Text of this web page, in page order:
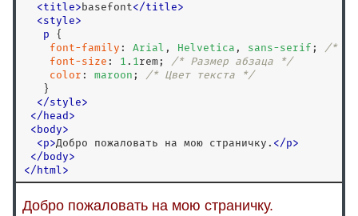
<title>basefont</title>
<style>
p {
font-family : Arial , Helvetica , sans-serif ;
/*
font-size : 1 . 1 rem;
/* Размер абзаца */
color : maroon ;
/* Цвет текста */
   }
</style>
</head>
<body>
<p>Добро пожаловать на мою страничку. </p>
</body>
</html >